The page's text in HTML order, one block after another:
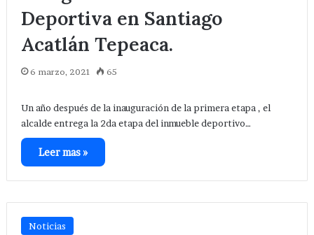
Deportiva en Santiago
Acatlán Tepeaca.
6 marzo, 2021 65
Un año después de la inauguración de la primera etapa , el
alcalde entrega la 2da etapa del inmueble deportivo…
Leer mas »
Noticias